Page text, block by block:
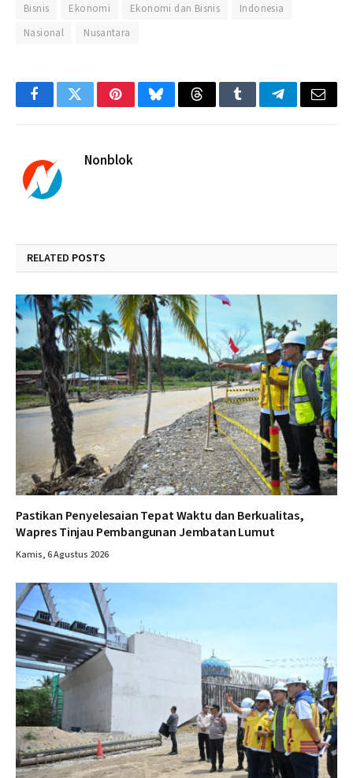
Bisnis Ekonomi Ekonomi dan Bisnis
Indonesia
Nasional
Nusantara
FacebookTwitterPinterestBlueskyThreadsTumblrTelegramEmail
Nonblok
RELATED POSTS
Pastikan Penyelesaian Tepat Waktu dan Berkualitas,
Wapres Tinjau Pembangunan Jembatan Lumut
Kamis, 6 Agustus 2026